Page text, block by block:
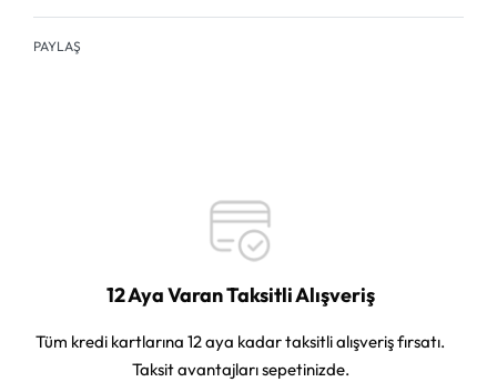
PAYLAŞ
12 Aya Varan Taksitli Alışveriş
Tüm kredi kartlarına 12 aya kadar taksitli alışveriş fırsatı.
Taksit avantajları sepetinizde.